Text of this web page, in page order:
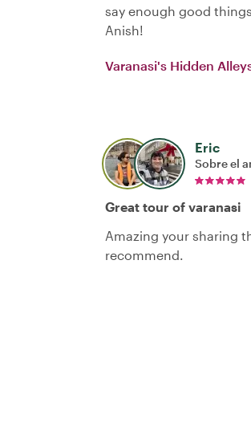
say enough good
Anish!
Varanasi's Hidden
Eric
Sobre el
Great tour of varanasi
Amazing your sharing
recommend.